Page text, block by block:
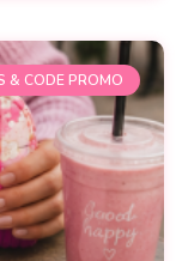
& CODE PROMO